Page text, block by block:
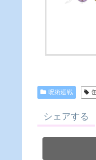
呪術廻戦
シェアする